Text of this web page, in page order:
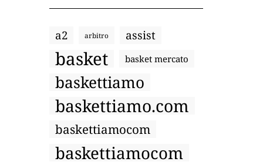
a2 arbitro assist
basket basket mercato
baskettiamo
baskettiamo.com
baskettiamocom
baskettiamocom